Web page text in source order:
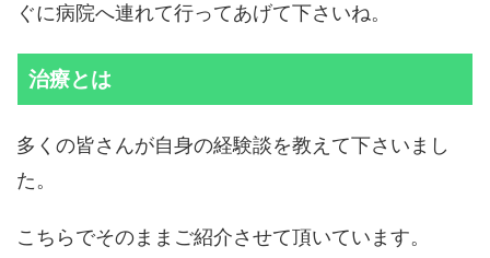
ぐに病院へ連れて行ってあげて下さいね。
治療とは
多くの皆さんが自身の経験談を教えて下さいまし
た。
こちらでそのままご紹介させて頂いています。